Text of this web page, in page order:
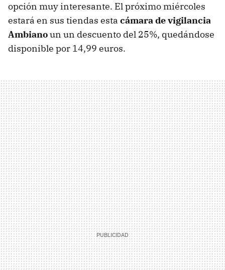
opción muy interesante. El próximo miércoles
estará en sus tiendas esta cámara de vigilancia
Ambianoun un descuento del 25%, quedándose
disponible por 14,99 euros.